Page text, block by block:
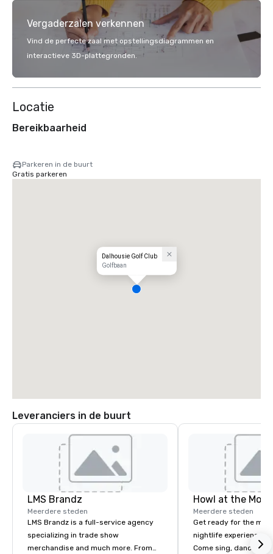
Vergaderzalen verkennen
Vind de perfecte zaal met opstellingsdiagrammen en
interactieve 3D-plattegronden.
Locatie
Bereikbaarheid
Parkeren in de buurt
Gratis parkeren
Dalhousie Golf Club
Golfbaan
Leveranciers in de buurt
LMS Brandz
Meerdere steden
LMS Brandz is a full-service agency
specializing in trade show
merchandise and much more. From
Howl at the Moon
Meerdere steden
Get ready for the
nightlife experience
Come sing, dance